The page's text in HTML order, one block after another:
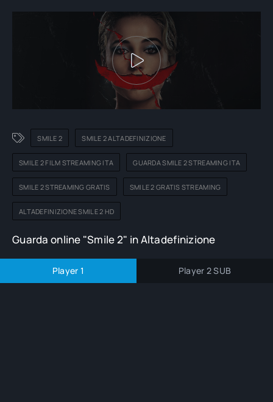
SMILE 2 SMILE 2 ALTADEFINIZIONE
SMILE 2 FILM STREAMING ITA GUARDA SMILE 2 STREAMING ITA
SMILE 2 STREAMING GRATIS SMILE 2 GRATIS STREAMING
ALTADEFINIZIONE SMILE 2 HD
Guarda online "Smile 2" in Altadefinizione
Player 1 Player 2 SUB